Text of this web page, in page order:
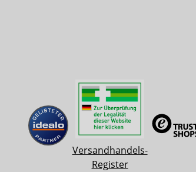
Versandhandels-
Register